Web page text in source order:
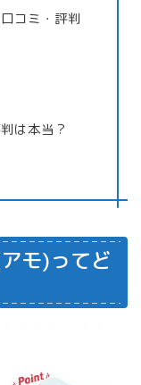
コミ・評判
は本当？
モ)ってど